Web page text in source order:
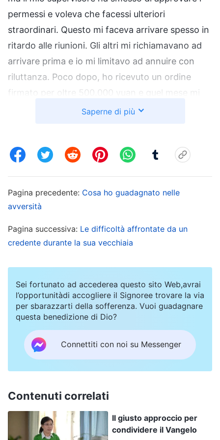
permessi e voleva che facessi ulteriori
straordinari. Questo mi faceva arrivare spesso in
ritardo alle riunioni. Gli altri mi richiamavano ad
arrivare prima e io mi limitavo ad annuire con
riluttanza. Poco dopo, ho ricevuto un ordine
firmato per oltre 500.000 yuan e quel mese mi
hanno pagato più di 7.000 yuan, cosa che ha
velocemente e che avevo già raggiunto più della
un bel guadagno per me. E poi, se avessi
potuto comprare una casa e un’auto in pochi
anni e poi tornare a casa nella gloria, e gli
abitanti del villaggio mi avrebbero ammirato.
Così, mi sono lanciato a capofitto nel mio sogno
di guadagnare molti soldi. Spesso la sera facevo
gli straordinari. A volte pensavo ai fratelli e alle
sorelle che mi aspettavano alle riunioni e mi
sentivo un po’ in colpa, ma quando uscivo dal
lavoro era troppo tardi: dovevo tornare a casa.
avevo l’energia per leggere le parole di Dio, così
alzavo molto tardi, così le sfogliavo rapidamente
Saperne di più
Pagina precedente: Cosa ho guadagnato nelle
avversità
Pagina successiva: Le difficoltà affrontate da un
credente durante la sua vecchiaia
Sei fortunato ad accederea questo sito Web,avrai
l’opportunitàdi accogliere il Signoree trovare la via
per sbarazzarti della sofferenza. Vuoi guadagnare
questa benedizione di Dio?
Connettiti con noi su Messenger
Contenuti correlati
Il giusto approccio per
condividere il Vangelo